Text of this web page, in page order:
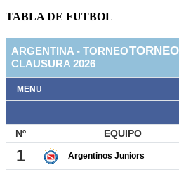
TABLA DE FUTBOL